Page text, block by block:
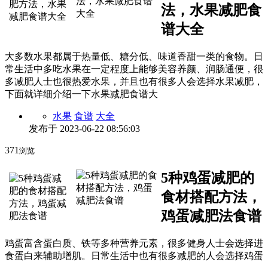
法，水果减肥食
谱大全
大多数水果都属于热量低、糖分低、味道香甜一类的食物。日
常生活中多吃水果在一定程度上能够美容养颜、润肠通便，很
多减肥人士也很热爱水果，并且也有很多人会选择水果减肥，
下面就详细介绍一下水果减肥食谱大
水果 食谱 大全
发布于 2023-06-22 08:56:03
371 浏览
5种鸡蛋减肥的
食材搭配方法，
鸡蛋减肥法食谱
鸡蛋富含蛋白质、铁等多种营养元素，很多健身人士会选择进
食蛋白来辅助增肌。日常生活中也有很多减肥的人会选择鸡蛋